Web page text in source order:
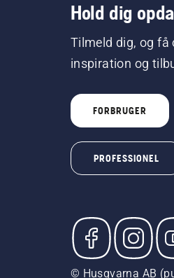
Hold dig
Tilmeld dig, og få
inspiration og
FORBRUGER
PROFESSIONEL
© Husqvarna AB